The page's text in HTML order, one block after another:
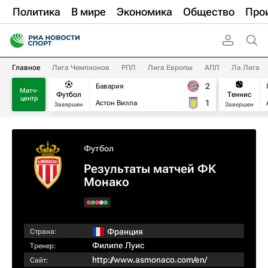
Политика В мире Экономика Общество
Главное Лига Чемпионов РПЛ Лига Европы АПЛ Ла Лига
Матч-
центр
Футбол
Завершен
Бавария
Астон Вилла
2
1
Теннис
Завершен
Футбол
Результаты матчей ФК
Монако
Страна: Франция
Тренер: Филипе Луис
Сайт: http://www.asmonaco.com/en/